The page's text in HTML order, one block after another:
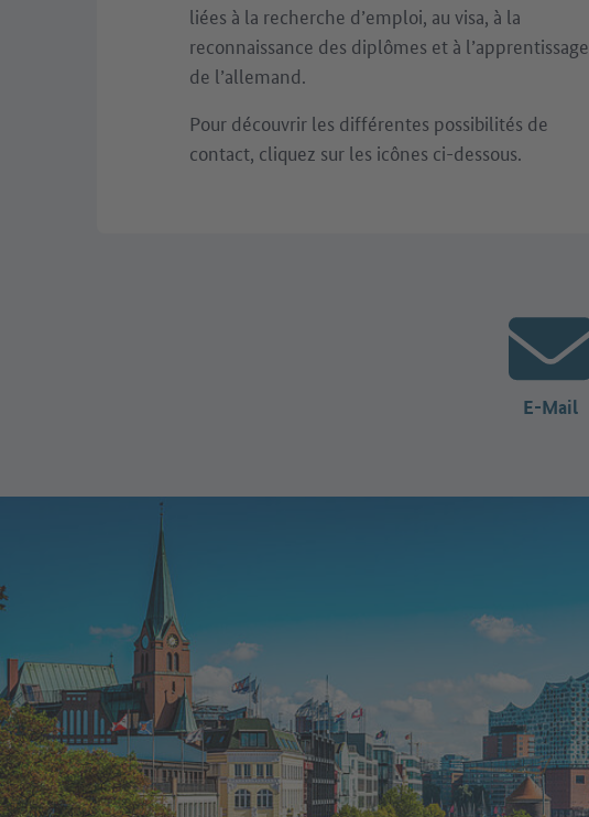
liées à la recherche d’emploi, au visa, à la
reconnaissance des diplômes et à l’apprentissage
de l’allemand.
Pour découvrir les différentes possibilités de
contact, cliquez sur les icônes ci-dessous.
E-Mail